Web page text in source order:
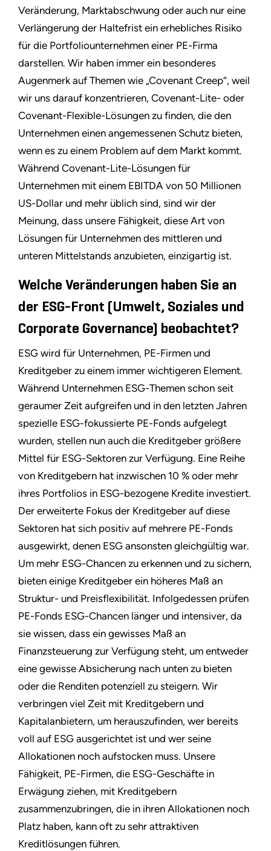
Veränderung, Marktabschwung oder auch nur eine
Verlängerung der Haltefrist ein erhebliches Risiko
für die Portfoliounternehmen einer PE-Firma
darstellen. Wir haben immer ein besonderes
Augenmerk auf Themen wie „Covenant Creep“, weil
wir uns darauf konzentrieren, Covenant-Lite- oder
Covenant-Flexible-Lösungen zu finden, die den
Unternehmen einen angemessenen Schutz bieten,
wenn es zu einem Problem auf dem Markt kommt.
Während Covenant-Lite-Lösungen für
Unternehmen mit einem EBITDA von 50 Millionen
US-Dollar und mehr üblich sind, sind wir der
Meinung, dass unsere Fähigkeit, diese Art von
Lösungen für Unternehmen des mittleren und
unteren Mittelstands anzubieten, einzigartig ist.
Welche Veränderungen haben Sie an
der ESG-Front (Umwelt, Soziales und
Corporate Governance) beobachtet?
ESG wird für Unternehmen, PE-Firmen und
Kreditgeber zu einem immer wichtigeren Element.
Während Unternehmen ESG-Themen schon seit
geraumer Zeit aufgreifen und in den letzten Jahren
spezielle ESG-fokussierte PE-Fonds aufgelegt
wurden, stellen nun auch die Kreditgeber größere
Mittel für ESG-Sektoren zur Verfügung. Eine Reihe
von Kreditgebern hat inzwischen 10 % oder mehr
ihres Portfolios in ESG-bezogene Kredite investiert.
Der erweiterte Fokus der Kreditgeber auf diese
Sektoren hat sich positiv auf mehrere PE-Fonds
ausgewirkt, denen ESG ansonsten gleichgültig war.
Um mehr ESG-Chancen zu erkennen und zu sichern,
bieten einige Kreditgeber ein höheres Maß an
Struktur- und Preisflexibilität. Infolgedessen prüfen
PE-Fonds ESG-Chancen länger und intensiver, da
sie wissen, dass ein gewisses Maß an
Finanzsteuerung zur Verfügung steht, um entweder
eine gewisse Absicherung nach unten zu bieten
oder die Renditen potenziell zu steigern. Wir
verbringen viel Zeit mit Kreditgebern und
Kapitalanbietern, um herauszufinden, wer bereits
voll auf ESG ausgerichtet ist und wer seine
Allokationen noch aufstocken muss. Unsere
Fähigkeit, PE-Firmen, die ESG-Geschäfte in
Erwägung ziehen, mit Kreditgebern
zusammenzubringen, die in ihren Allokationen noch
Platz haben, kann oft zu sehr attraktiven
Kreditlösungen führen.